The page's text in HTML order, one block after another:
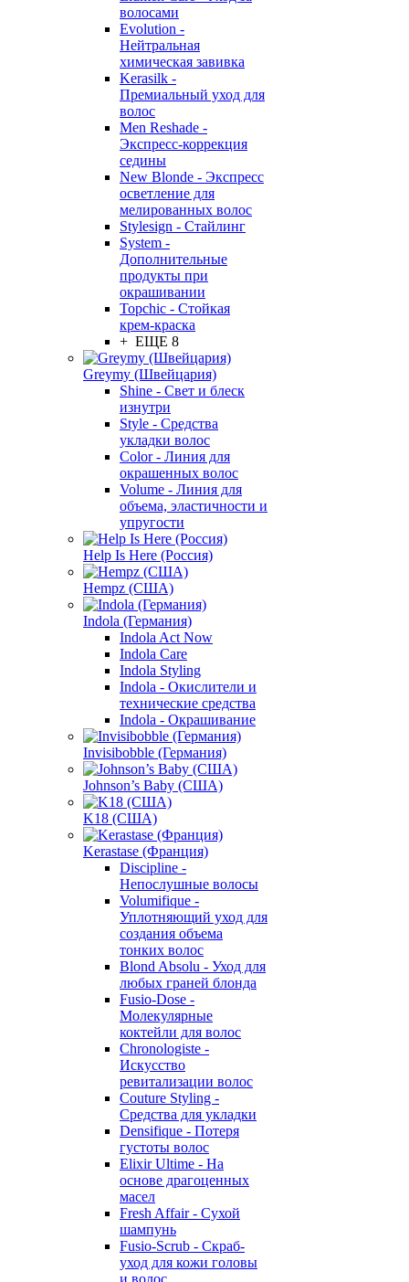
волосами
Evolution -
Нейтральная
химическая завивка
Kerasilk -
Премиальный уход для
волос
Men Reshade -
Экспресс-коррекция
седины
New Blonde - Экспресс
осветление для
мелированных волос
Stylesign - Стайлинг
System -
Дополнительные
продукты при
окрашивании
Topchic - Стойкая
крем-краска
+ ЕЩЕ 8
Greymy (Швейцария)
Shine - Свет и блеск
изнутри
Style - Средства
укладки волос
Color - Линия для
окрашенных волос
Volume - Линия для
объема, эластичности и
упругости
Help Is Here (Россия)
Hempz (США)
Indola (Германия)
Indola Act Now
Indola Care
Indola Styling
Indola - Окислители и
технические средства
Indola - Окрашивание
Invisibobble (Германия)
Johnson’s Baby (США)
K18 (США)
Kerastase (Франция)
Discipline -
Непослушные волосы
Volumifique -
Уплотняющий уход для
создания объема
тонких волос
Blond Absolu - Уход для
любых граней блонда
Fusio-Dose -
Молекулярные
коктейли для волос
Chronologiste -
Искусство
ревитализации волос
Couture Styling -
Средства для укладки
Densifique - Потеря
густоты волос
Elixir Ultime - На
основе драгоценных
масел
Fresh Affair - Сухой
шампунь
Fusio-Scrub - Скраб-
уход для кожи головы
и волос